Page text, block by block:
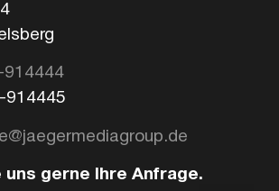
914444
914445
uns gerne Ihre Anfrage.